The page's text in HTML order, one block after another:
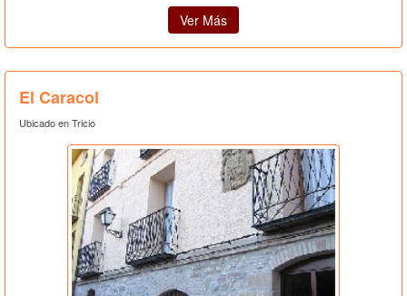
Ver Más
El Caracol
Ubicado en Tricio